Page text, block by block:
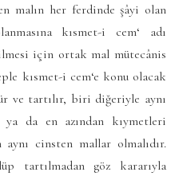
malın her ferdinde şâyi olan
kısmet-i cem‘ adı
için ortak mal mütecânis
kısmet-i cem‘e konu olacak
ve tartılır, biri diğeriyle aynı
da en azından kıymetleri
cinsten mallar olmalıdır.
tartılmadan göz kararıyla